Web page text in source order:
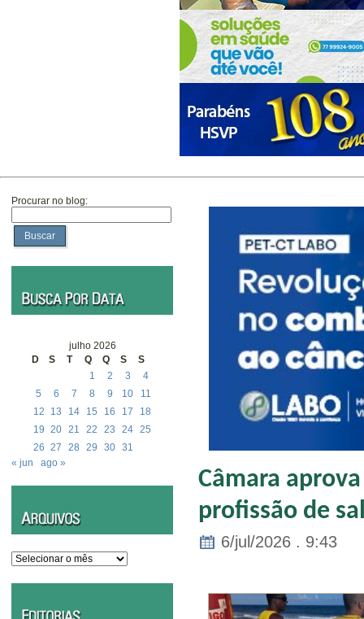
Procurar no blog:
Buscar
julho 2026
D
S T Q Q S
S
1
2 3
4
5
6 7 8 9 10
11
12
13 14 15 16 17
18
19 20 21 22 23 24 25
26 27 28 29 30 31
« jun
ago »
Arquivos
Câmara
profissão de
6/jul/2026 . 9:43